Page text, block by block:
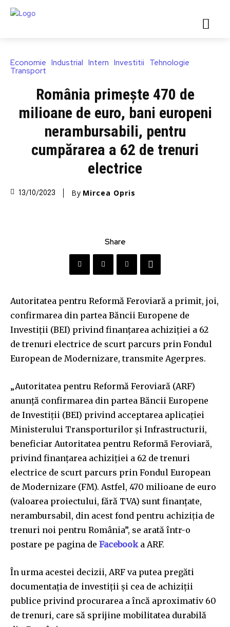
Economie Industrial Intern Investitii Tehnologie
Transport
România primește 470 de
milioane de euro, bani europeni
nerambursabili, pentru
cumpărarea a 62 de trenuri
electrice
13/10/2023 By Mircea Opris
Share
Autoritatea pentru Reformă Feroviară a primit, joi,
confirmarea din partea Băncii Europene de
Investiţii (BEI) privind finanţarea achiziţiei a 62
de trenuri electrice de scurt parcurs prin Fondul
European de Modernizare, transmite Agerpres.
„Autoritatea pentru Reformă Feroviară (ARF)
anunţă confirmarea din partea Băncii Europene
de Investiţii (BEI) privind acceptarea aplicaţiei
Ministerului Transporturilor şi Infrastructurii,
beneficiar Autoritatea pentru Reformă Feroviară,
privind finanţarea achiziţiei a 62 de trenuri
electrice de scurt parcurs prin Fondul European
de Modernizare (FM). Astfel, 470 milioane de euro
(valoarea proiectului, fără TVA) sunt finanţate,
nerambursabil, din acest fond pentru achiziţia de
trenuri noi pentru România”, se arată într-o
postare pe pagina de Facebooka ARF.
În urma acestei decizii, ARF va putea pregăti
documentaţia de investiţii şi cea de achiziţii
publice privind procurarea a încă aproximativ 60
de trenuri, care să sprijine mobilitatea durabilă